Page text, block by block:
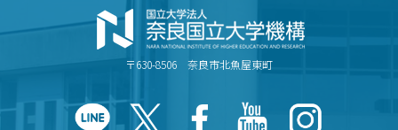
〒630-8506 奈良市北魚屋東町